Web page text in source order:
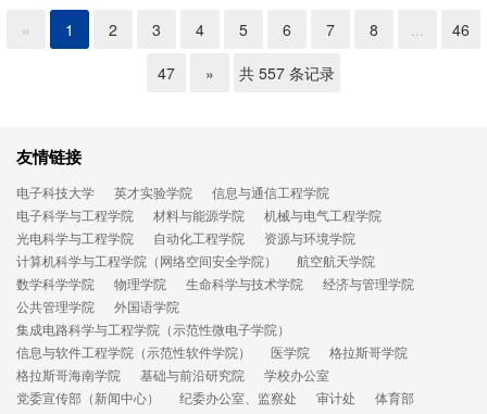
« 1 2 3 4 5 6 7 8 ...
46
47
» 共 557 条记录
友情链接
电子科技大学 英才实验学院
信息与通信工程学院
电子科学与工程学院
材料与能源学院
机械与电气工程学院
光电科学与工程学院
自动化工程学院
资源与环境学院
计算机科学与工程学院（网络空间安全学院）
航空航天学院
数学科学学院
物理学院 生命科学与技术学院
经济与管理学院
公共管理学院
外国语学院
集成电路科学与工程学院（示范性微电子学院）
信息与软件工程学院（示范性软件学院）
医学院
格拉斯哥学院
格拉斯哥海南学院
基础与前沿研究院
学校办公室
党委宣传部（新闻中心）
纪委办公室、监察处 审计处 体育部